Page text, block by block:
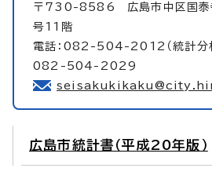
〒730-8586 広島市中区国泰
号11階
電話：082-504-2012（統計分
082-504-2029
広島市統計書（平成20年版）